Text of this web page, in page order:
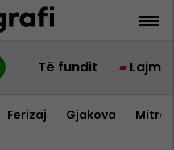
Të fundit Lajme
Ferizaj Gjakova